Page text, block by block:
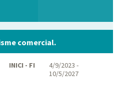
comercial.
INICI - FI
4/9/2023 -
10/5/2027